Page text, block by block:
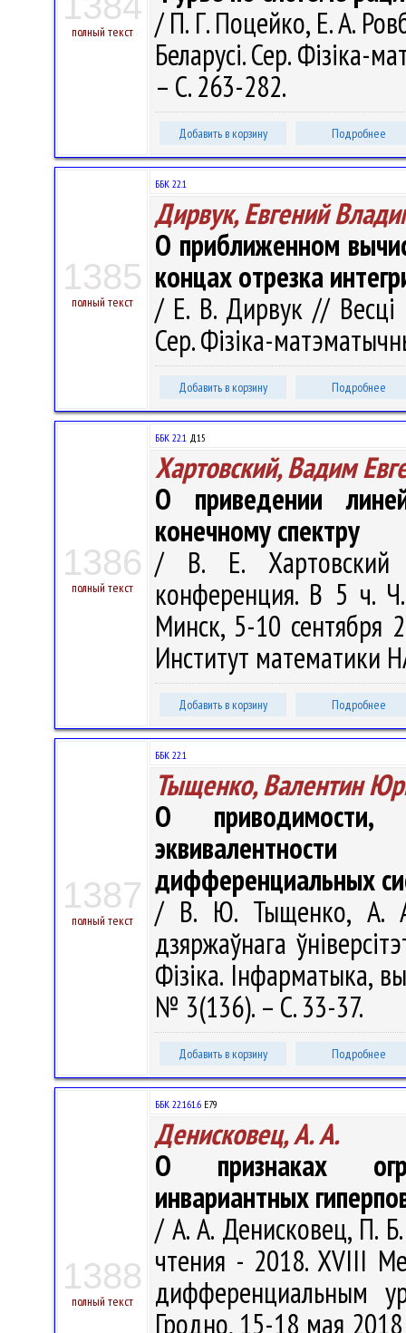
полный текст
/ П. Г. Поцейко, Е. А.
Беларусі. Сер. Фізіка-
– С. 263-282.
Добавить в корзину Подробнее
1385
полный текст
ББК 22.1
Дирвук, Евгений
О приближенном
концах отрезка
/ Е. В. Дирвук // Весці
Сер. Фізіка-
Добавить в корзину Подробнее
1386
полный текст
ББК 22.1 Д15
Хартовский, Вадим
О приведении
конечному спектру
/ В. Е. Хартовский
конференция. В 5 ч.
Минск, 5-10 сентября
Институт математики
Добавить в корзину Подробнее
1387
полный текст
ББК 22.1
Тыщенко, Валентин
О приводимости,
дифференциальных
/ В. Ю. Тыщенко, А. А.
дзяржаўнага
Фізіка. Інфарматыка,
№ 3(136). – С. 33-37.
Добавить в корзину Подробнее
1388
полный текст
ББК 22.161.6 Е79
Денисковец, А. А.
О признаках
инвариантных
/ А. А. Денисковец, П.
чтения - 2018. XVIII
дифференциальным
Гродно, 15-18 мая